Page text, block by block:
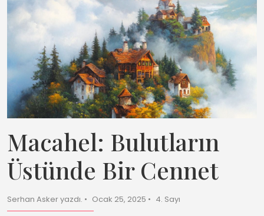
Macahel: Bulutların
Üstünde Bir Cennet
Serhan Asker yazdı. Ocak 25, 2025 4. Sayı